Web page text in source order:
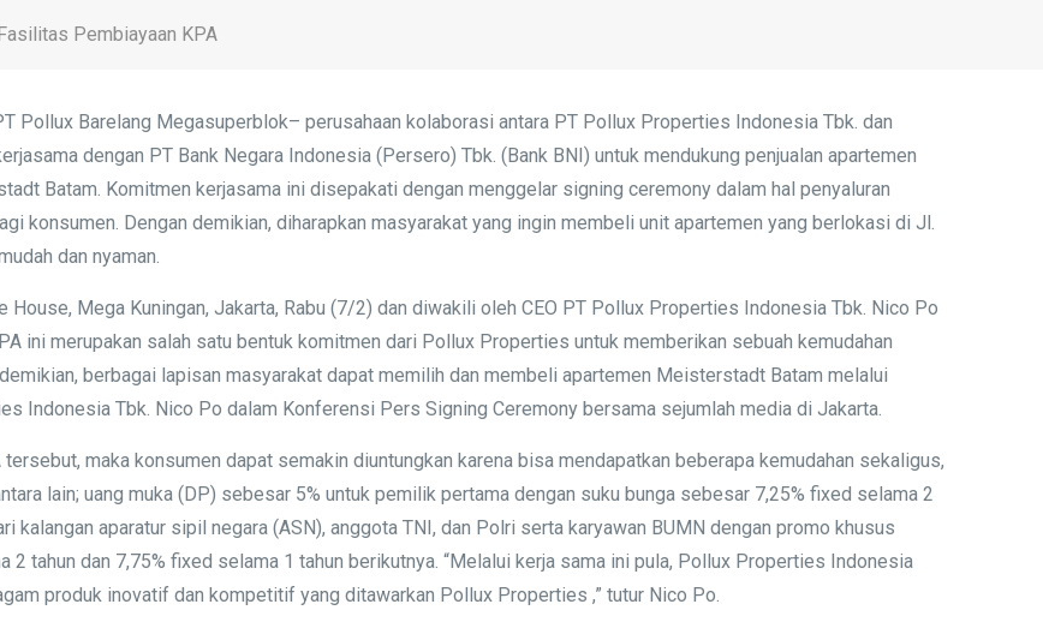
Pembiayaan KPA
Pollux Barelang Megasuperblok– perusahaan kolaborasi antara PT Pollux Properties Indonesia Tbk. dan
dengan PT Bank Negara Indonesia (Persero) Tbk. (Bank BNI) untuk mendukung penjualan apartemen
Batam. Komitmen kerjasama ini disepakati dengan menggelar signing ceremony dalam hal penyaluran
konsumen. Dengan demikian, diharapkan masyarakat yang ingin membeli unit apartemen yang berlokasi di Jl.
dan nyaman.
Mega Kuningan, Jakarta, Rabu (7/2) dan diwakili oleh CEO PT Pollux Properties Indonesia Tbk. Nico Po
ini merupakan salah satu bentuk komitmen dari Pollux Properties untuk memberikan sebuah kemudahan
berbagai lapisan masyarakat dapat memilih dan membeli apartemen Meisterstadt Batam melalui
Indonesia Tbk. Nico Po dalam Konferensi Pers Signing Ceremony bersama sejumlah media di Jakarta.
maka konsumen dapat semakin diuntungkan karena bisa mendapatkan beberapa kemudahan sekaligus,
lain; uang muka (DP) sebesar 5% untuk pemilik pertama dengan suku bunga sebesar 7,25% fixed selama 2
kalangan aparatur sipil negara (ASN), anggota TNI, dan Polri serta karyawan BUMN dengan promo khusus
tahun dan 7,75% fixed selama 1 tahun berikutnya. “Melalui kerja sama ini pula, Pollux Properties Indonesia
produk inovatif dan kompetitif yang ditawarkan Pollux Properties ,” tutur Nico Po.